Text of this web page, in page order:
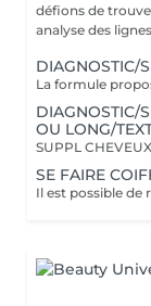
défions de
analyse des
DIAGNOSTIC/
DIAGNOSTIC/
OU LONG/
SUPPL
SE FAIRE